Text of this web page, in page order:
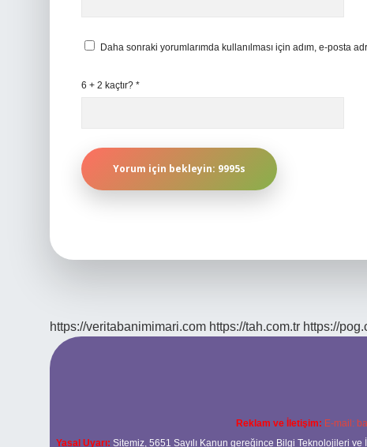
Daha sonraki yorumlarımda kullanılması için adım, e-posta
6 + 2 kaçtır? *
https://veritabanimimari.com https://tah.com.tr https://
Reklam ve İletişim: E-mail:
Yasal Uyarı: Sitemiz, 5651 Sayılı Kanun gereğince Bilgi Teknolojileri